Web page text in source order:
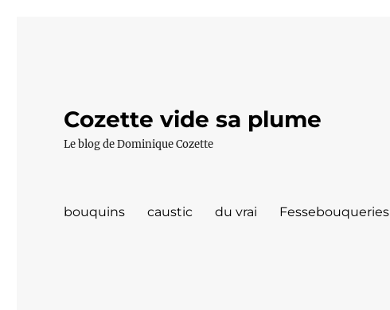
Cozette vide sa plume
Le blog de Dominique Cozette
bouquins caustic du vrai Fessebouqueries